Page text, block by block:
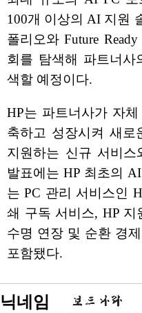
100개 이상의 AI 지원
폴리오와 Future
회를 탐색해 파트너
색할 예정이다.
HP는 파트너사가 자
축하고 성장시켜 새
지원하는 신규 서비스
발표에는 HP 최초의
는 PC 관리 서비스인
쇄 구독 서비스, HP 지
수명 연장 및 순환 경
포함됐다.
닉네임